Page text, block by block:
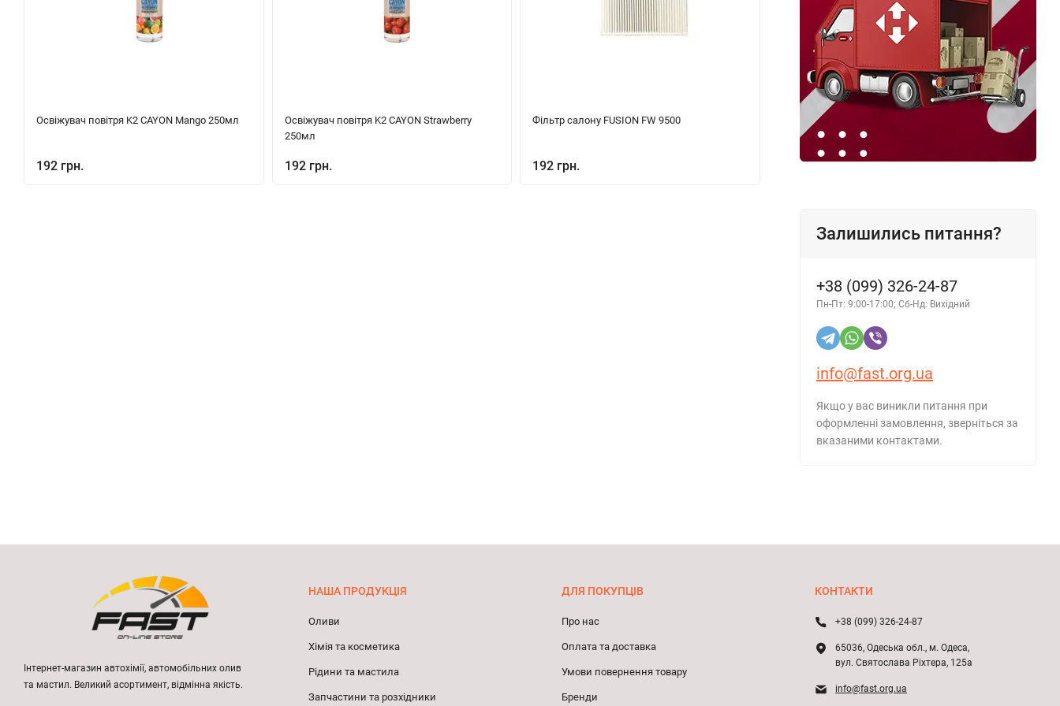
Освіжувач повітря K2 CAYON Mango 250мл
192 грн.
Освіжувач повітря K2 CAYON Strawberry
250мл
192 грн.
Фільтр салону FUSION FW 9500
192 грн.
Лампочка для авто FUSION H8 12V 35W
Super Blue PGJ19-1
192 грн. 192
Залишились питання?
+38 (099) 326-24-87
Пн-Пт: 9:00-17:00; Сб-Нд: Вихідний
info@fast.org.ua
Якщо у вас виникли питання при
оформленні замовлення, зверніться за
вказаними контактами.
Інтернет-магазин автохімії, автомобільних олив
та мастил. Великий асортимент, відмінна якість.
НАША ПРОДУКЦІЯ
Оливи
Хімія та косметика
Рідини та мастила
Запчастини та розхідники
ДЛЯ ПОКУПЦІВ
Про нас
Оплата та доставка
Умови повернення товару
Бренди
КОНТАКТИ
+38 (099) 326-24-87
65036, Одеська обл., м. Одеса,
вул. Святослава Ріхтера, 125а
info@fast.org.ua